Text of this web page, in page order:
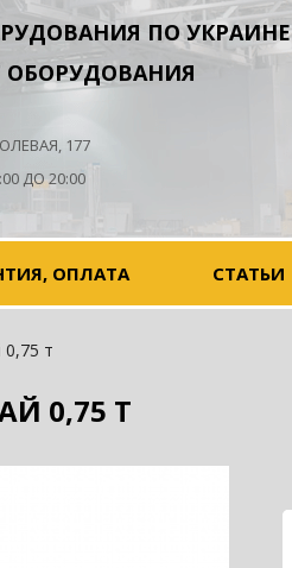
ПО УКРАИНЕ
177
ДО 20:00
ОПЛАТА СТАТЬИ
т
0,75 Т